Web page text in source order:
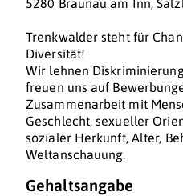
5280 Braunau am Inn,
Trenkwalder steht für
Diversität!
Wir lehnen
freuen uns auf
Zusammenarbeit mit
Geschlecht, sexueller
sozialer Herkunft, Alter,
Weltanschauung.
Gehaltsangabe